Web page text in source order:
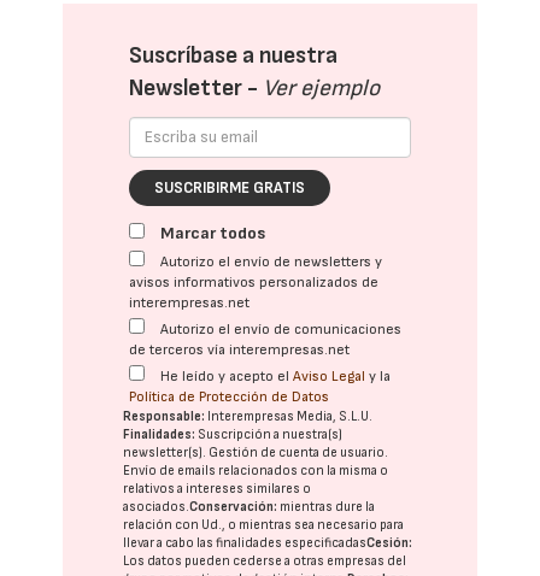
Suscríbase a nuestra
Newsletter - Ver ejemplo
SUSCRIBIRME GRATIS
Marcar todos
Autorizo el envío de newsletters y
avisos informativos personalizados de
interempresas.net
Autorizo el envío de comunicaciones
de terceros vía interempresas.net
He leído y acepto elAviso Legal y la
Política de Protección de Datos
Responsable: Interempresas Media, S.L.U.
Finalidades: Suscripción a nuestra(s)
newsletter(s). Gestión de cuenta de usuario.
Envío de emails relacionados con la misma o
relativos a intereses similares o
asociados.Conservación: mientras dure la
relación con Ud., o mientras sea necesario para
llevar a cabo las finalidades especificadasCesión:
Los datos pueden cederse a otras empresas del